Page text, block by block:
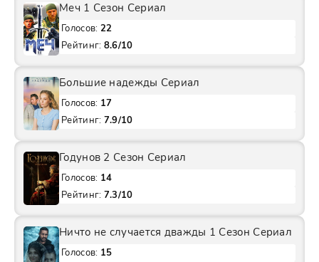
Меч 1 Сезон Сериал
Голосов: 22
Рейтинг: 8.6/10
Большие надежды Сериал
Голосов: 17
Рейтинг: 7.9/10
Годунов 2 Сезон Сериал
Голосов: 14
Рейтинг: 7.3/10
Ничто не случается дважды 1 Сезон Сериал
Голосов: 15